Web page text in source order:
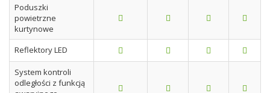
Poduszki
powietrzne
kurtynowe
Reflektory LED
System kontroli
odległości z funkcją